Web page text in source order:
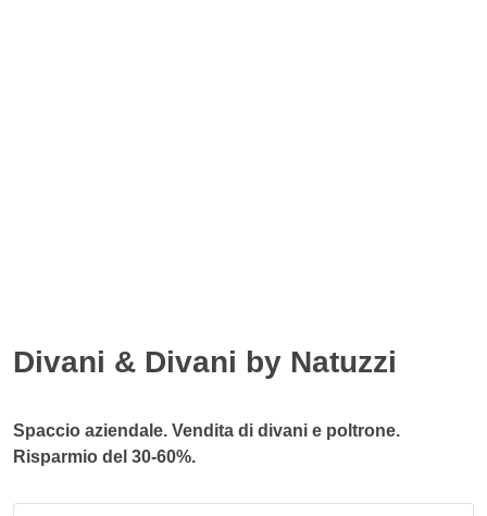
Divani & Divani by Natuzzi
Spaccio aziendale. Vendita di divani e poltrone.
Risparmio del 30-60%.